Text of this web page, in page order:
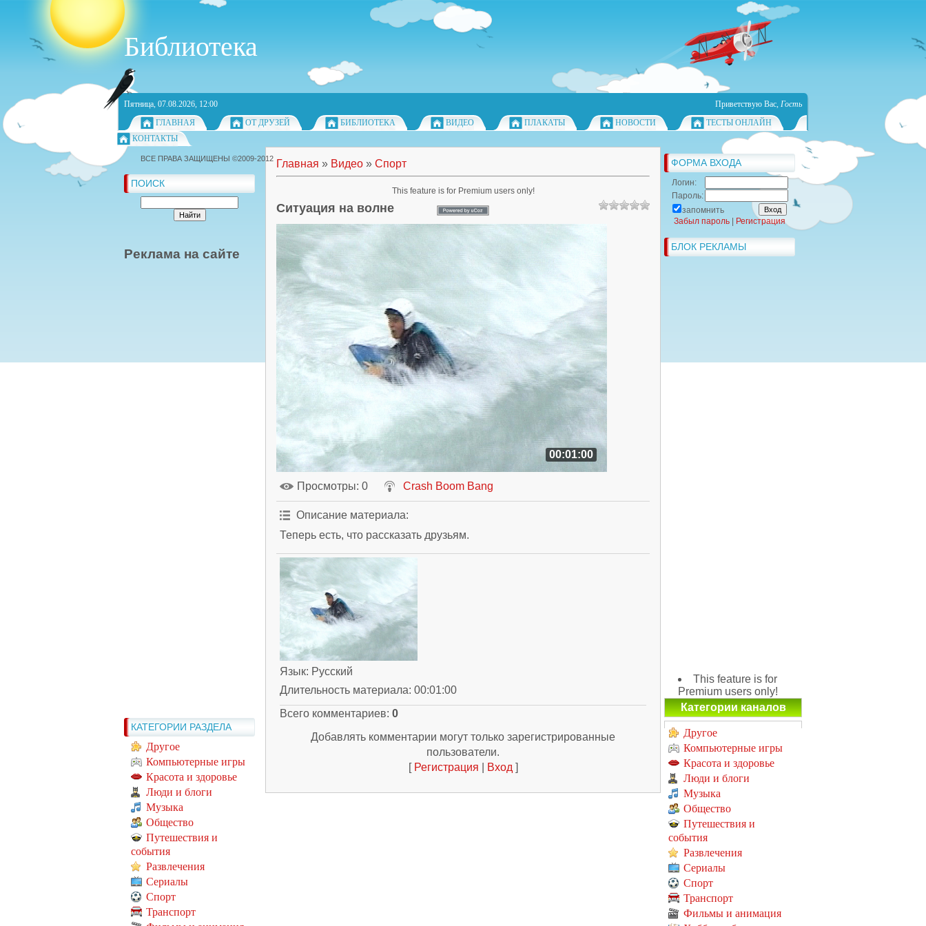
Библиотека
Пятница, 07.08.2026, 12:00 Приветствую Вас, Гость
ГЛАВНАЯ
ОТ ДРУЗЕЙ БИБЛИОТЕКА ВИДЕО ПЛАКАТЫ НОВОСТИ
ТЕСТЫ ОНЛАЙН
КОНТАКТЫ
ПОИСК
Реклама на сайте
КАТЕГОРИИ РАЗДЕЛА
Другое
Компьютерные игры
Красота и здоровье
Люди и блоги
Музыка
Общество
Путешествия и
события
Развлечения
Сериалы
Спорт
Транспорт
Главная » Видео » Спорт
Ситуация на волне
00:01:00
Просмотры: 0 Crash Boom Bang
Описание материала:
Теперь есть, что рассказать друзьям.
Язык: Русский
Длительность материала: 00:01:00
Всего комментариев: 0
Добавлять комментарии могут только зарегистрированные
пользователи.
[ Регистрация Вход ]
ФОРМА ВХОДА
Логин:
Пароль:
запомнить
Забыл пароль
Регистрация
БЛОК РЕКЛАМЫ
This feature is for
Premium users only!
Категории каналов
Другое
Компьютерные игры
Красота и здоровье
Люди и блоги
Музыка
Общество
Путешествия и
события
Развлечения
Сериалы
Спорт
Транспорт
Фильмы и анимация
ВСЕ ПРАВА ЗАЩИЩЕНЫ ©2009-2012
This feature is for Premium users only!